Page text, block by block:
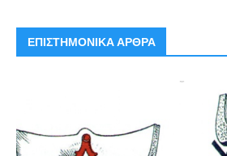
ΕΠΙΣΤΗΜΟΝΙΚΑ ΑΡΘΡΑ